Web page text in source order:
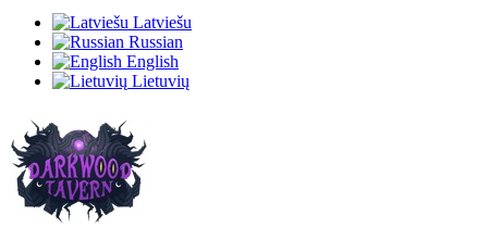
Latviešu
Russian
English
Lietuvių